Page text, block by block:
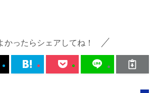
かったらシェアしてね！